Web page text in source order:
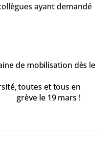
ayant demandé
de mobilisation dès le
toutes et tous en
grève le 19 mars !